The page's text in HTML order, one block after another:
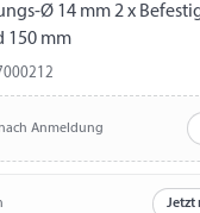
Ø 14 mm 2 x
150 mm
Anmeldung
Jetzt